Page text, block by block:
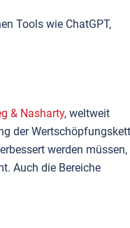
Tools wie ChatGPT,
& Nasharty, weltweit
der
werden müssen,
Auch die Bereiche